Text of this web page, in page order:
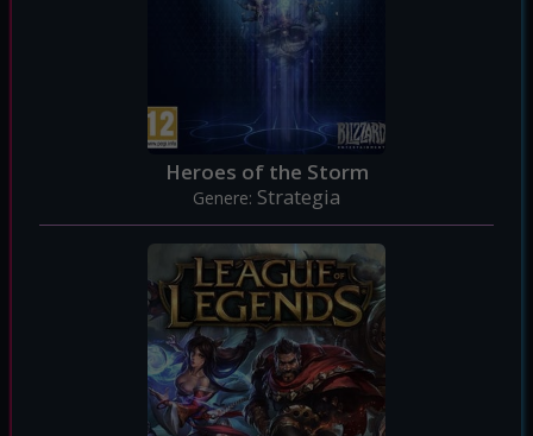
Heroes of the Storm
Genere: Strategia